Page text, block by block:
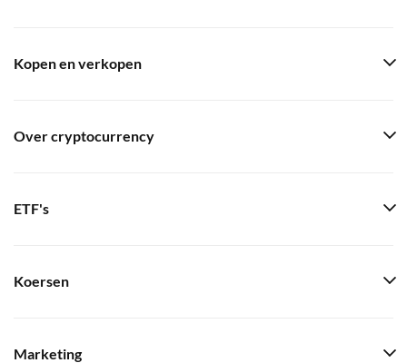
Kopen en verkopen
Over cryptocurrency
ETF's
Koersen
Marketing